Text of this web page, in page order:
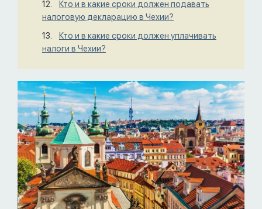
Кто и в какие сроки должен подавать
налоговую декларацию в Чехии?
Кто и в какие сроки должен уплачивать
налоги в Чехии?